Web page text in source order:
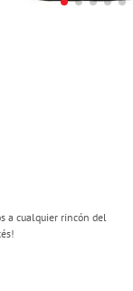
a cualquier rincón del